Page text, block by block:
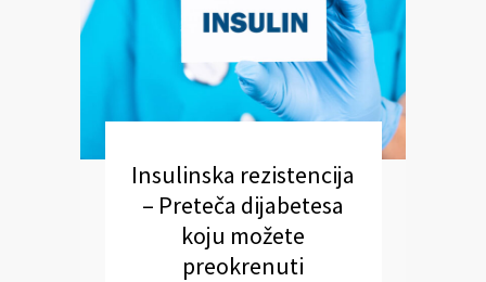
Insulinska rezistencija
– Preteča dijabetesa
koju možete
preokrenuti